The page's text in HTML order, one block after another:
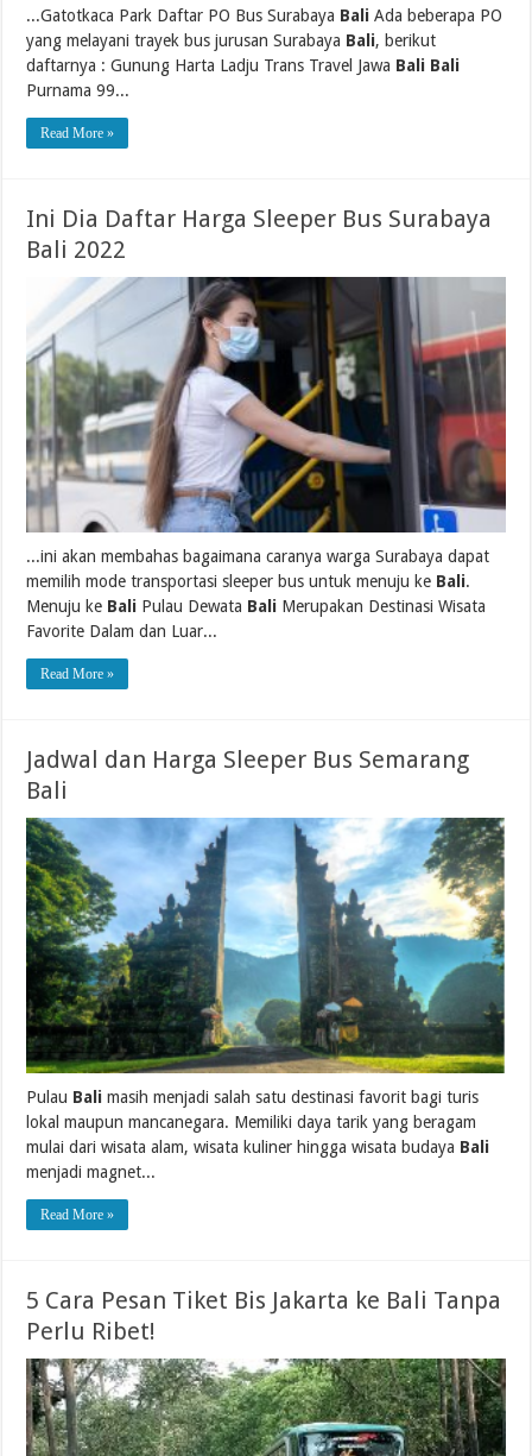
...Gatotkaca Park Daftar PO Bus Surabaya Bali Ada beberapa PO
yang melayani trayek bus jurusan Surabaya Bali, berikut
daftarnya : Gunung Harta Ladju Trans Travel Jawa Bali Bali
Purnama 99...
Read More »
Ini Dia Daftar Harga Sleeper Bus Surabaya
Bali 2022
...ini akan membahas bagaimana caranya warga Surabaya dapat
memilih mode transportasi sleeper bus untuk menuju ke Bali.
Menuju ke Bali Pulau Dewata Bali Merupakan Destinasi Wisata
Favorite Dalam dan Luar...
Read More »
Jadwal dan Harga Sleeper Bus Semarang
Bali
Pulau Bali masih menjadi salah satu destinasi favorit bagi turis
lokal maupun mancanegara. Memiliki daya tarik yang beragam
mulai dari wisata alam, wisata kuliner hingga wisata budaya Bali
menjadi magnet...
Read More »
5 Cara Pesan Tiket Bis Jakarta ke Bali Tanpa
Perlu Ribet!